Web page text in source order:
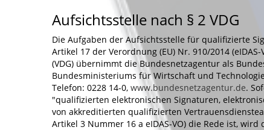
Aufsichtsstelle nach § 2 VDG
Die Aufgaben der Aufsichtsstelle für qualifizierte
Artikel 17 der Verordnung (EU) Nr. 910/2014
(VDG) übernimmt die Bundesnetzagentur als
Bundesministeriums für Wirtschaft und
Telefon: 0228 14-0, www.bundesnetzagentur.de.
"qualifizierten elektronischen Signaturen,
von akkreditierten qualifizierten
Artikel 3 Nummer 16 a eIDAS-VO) die Rede ist,